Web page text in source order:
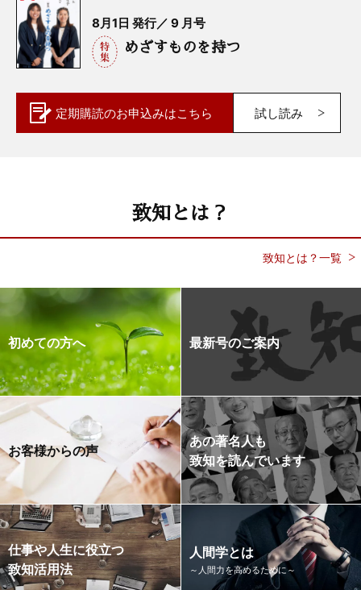
8月1日 発行／ 9 月号
めざすものを持つ
定期購読のお申込みはこちら 試し読み
致知とは？
致知とは？一覧
初めての方へ 最新号のご案内
お客様からの声
あの著名人も
致知を読んでいます
仕事や人生に役立つ
致知活用法
人間学とは
～人間力を高めるために～